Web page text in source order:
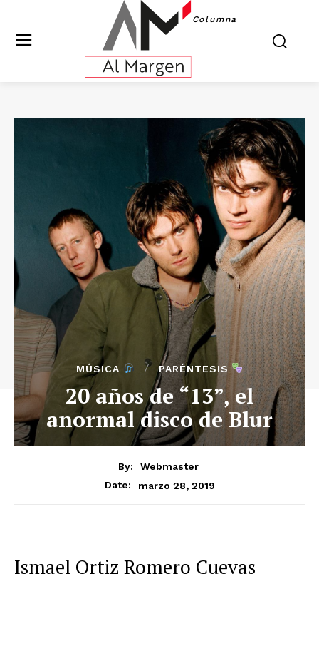
Columna
MÚSICA PARÉNTESIS
20 años de “13”, el
anormal disco de Blur
By:
Webmaster
Date:
marzo 28, 2019
Ismael Ortiz Romero Cuevas